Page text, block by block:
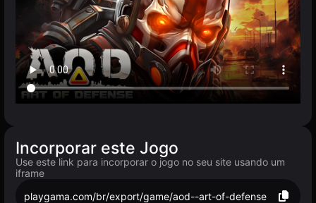
Incorporar este Jogo
Use este link para incorporar o jogo no seu site usando um
iframe
playgama.com/br/export/game/aod--art-of-defense